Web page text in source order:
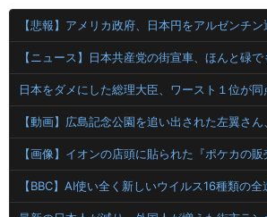
【ニュース】日本共産党の街宣車、ほんと碌で
【BBC】AI使い全く新しいウイルス16種類の